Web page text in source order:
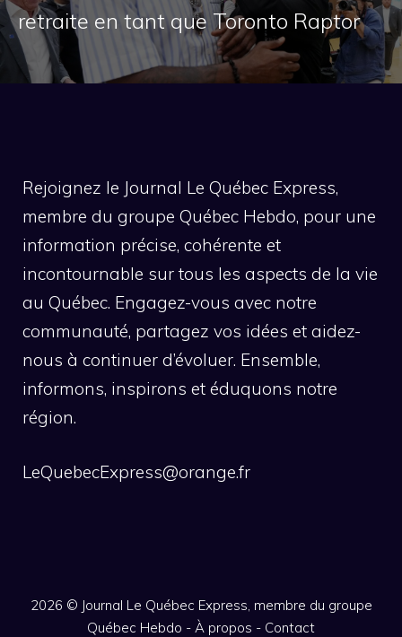
retraite en tant que Toronto Raptor
Rejoignez le Journal Le Québec Express,
membre du groupe Québec Hebdo, pour une
information précise, cohérente et
incontournable sur tous les aspects de la vie
au Québec. Engagez-vous avec notre
communauté, partagez vos idées et aidez-
nous à continuer d’évoluer. Ensemble,
informons, inspirons et éduquons notre
région.
LeQuebecExpress@orange.fr
2026 © Journal Le Québec Express, membre du groupe
Québec Hebdo - À propos - Contact